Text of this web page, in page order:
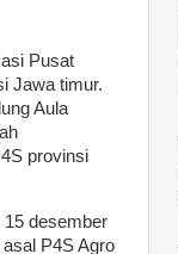
Pusat
Jawa timur.
Aula
provinsi
desember
P4S Agro